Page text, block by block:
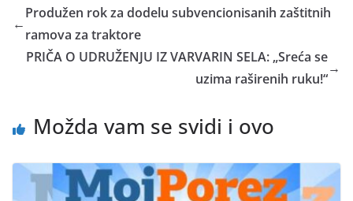
←
Produžen rok za dodelu subvencionisanih zaštitnih
ramova za traktore
PRIČA O UDRUŽENJU IZ VARVARIN SELA: „Sreća se
uzima raširenih ruku!“
→
Možda vam se svidi i ovo